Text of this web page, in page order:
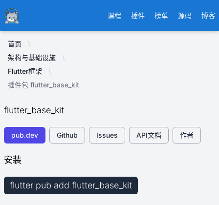
Ducafecat 课程 插件 榜单 源码 博客
首页
架构与基础设施
Flutter框架
插件包 flutter_base_kit
flutter_base_kit
pub.dev Github Issues API文档 作者
安装
flutter pub add flutter_base_kit